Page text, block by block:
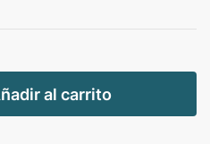
al carrito